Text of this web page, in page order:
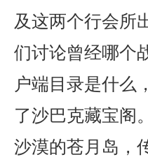
及这两个行会所
们讨论曾经哪个
户端目录是什
了沙巴克藏宝阁
沙漠的苍月岛，